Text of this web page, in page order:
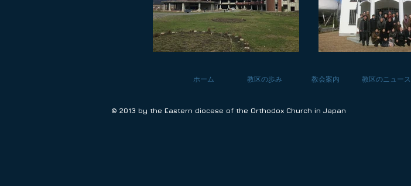
ホーム 教区の歩み 教会案内 教区のニュース
© 2013 by the Eastern diocese of the Orthodox Church in Japan